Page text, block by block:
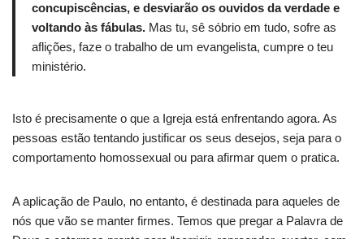
concupiscências, e desviarão os ouvidos da verdade e
voltando às fábulas. Mas tu, sê sóbrio em tudo, sofre as
aflições, faze o trabalho de um evangelista, cumpre o teu
ministério.
Isto é precisamente o que a Igreja está enfrentando agora. As
pessoas estão tentando justificar os seus desejos, seja para o
comportamento homossexual ou para afirmar quem o pratica.
A aplicação de Paulo, no entanto, é destinada para aqueles de
nós que vão se manter firmes. Temos que pregar a Palavra de